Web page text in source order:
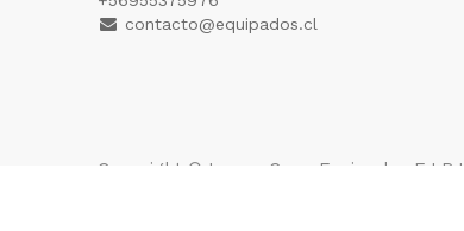
contacto@equipados.cl
Copyright © Imp. y Com. Equipados E.I.R.L